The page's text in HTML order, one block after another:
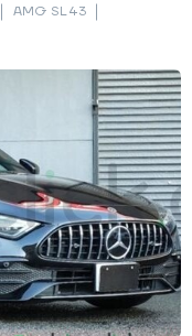
AMG SL 43